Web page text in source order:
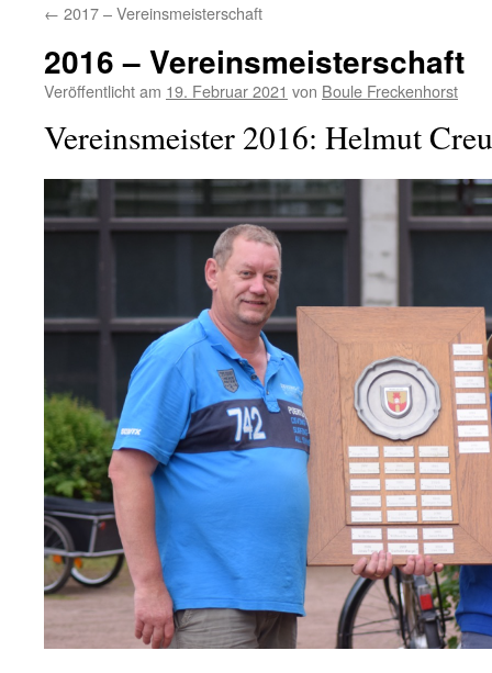
← 2017 – Vereinsmeisterschaft
2016 – Vereinsmeisterschaft
Veröffentlicht am 19. Februar 2021 von Boule Freckenhorst
Vereinsmeister 2016: Helmut